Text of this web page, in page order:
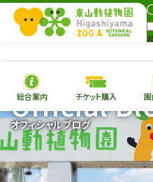
総合案内 チケット購入
オフィシャルブログ
Official